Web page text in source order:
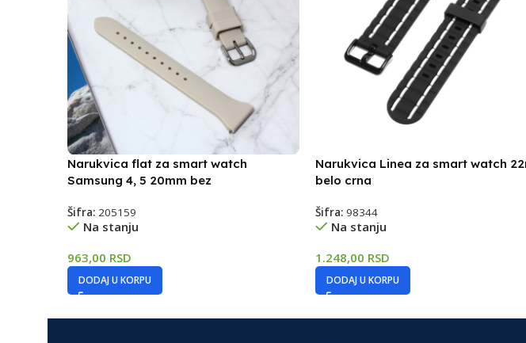
Narukvica flat za smart watch
Samsung 4, 5 20mm bez
Šifra: 205159
Na stanju
963,00 RSD
DODAJ U KORPU
Narukvica Linea za smart watch
belo crna
Šifra:98344
Na stanju
1.248,00 RSD
DODAJ U KORPU